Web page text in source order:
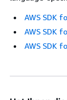
AWS SDK
AWS SDK
AWS SDK